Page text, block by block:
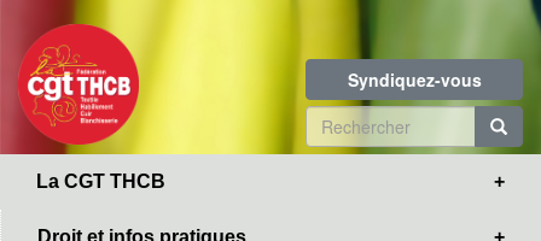
contenu
principal
Syndiquez-vous
Formulaire
de
La CGT THCB
Droit et infos pratiques